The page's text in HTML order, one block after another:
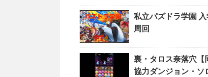
私立パズドラ学園
周回
裏・タロス奈落穴
協力ダンジョン・ソ